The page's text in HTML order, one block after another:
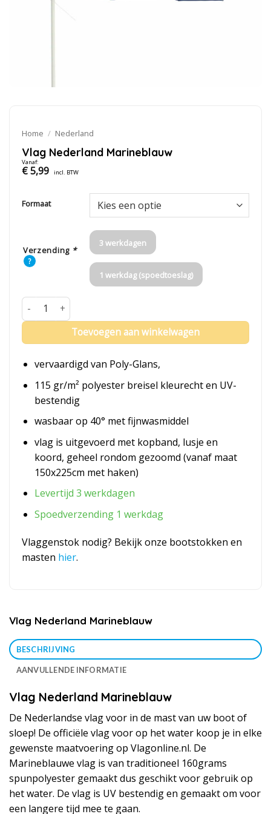
Home / Nederland
Vlag Nederland Marineblauw
Vanaf:
€5,99 incl. BTW
Formaat
Verzending *
?
3 werkdagen
1 werkdag (spoedtoeslag)
Vlag Nederland Marineblauw aantal
Toevoegen aan winkelwagen
vervaardigd van Poly-Glans,
115 gr/m² polyester breisel kleurecht en UV-
bestendig
wasbaar op 40° met fijnwasmiddel
vlag is uitgevoerd met kopband, lusje en
koord, geheel rondom gezoomd (vanaf maat
150x225cm met haken)
Levertijd 3 werkdagen
Spoedverzending 1 werkdag
Vlaggenstok nodig? Bekijk onze bootstokken en
masten hier.
Vlag Nederland Marineblauw
BESCHRIJVING
AANVULLENDE INFORMATIE
Vlag Nederland Marineblauw
De Nederlandse vlag voor in de mast van uw boot of
sloep! De officiële vlag voor op het water koop je in elke
gewenste maatvoering op Vlagonline.nl. De
Marineblauwe vlag is van traditioneel 160grams
spunpolyester gemaakt dus geschikt voor gebruik op
het water. De vlag is UV bestendig en gemaakt om voor
een langere tijd mee te gaan.